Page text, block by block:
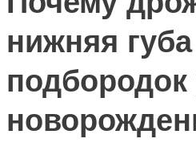
нижняя
подбородок